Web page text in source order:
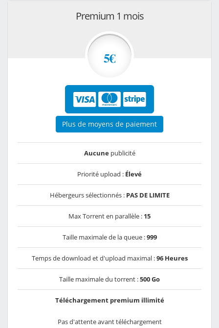
Premium 1 mois
5€
Plus de moyens de paiement
Aucunepublicité
Priorité upload : Élevé
Hébergeurs sélectionnés : PAS DE LIMITE
Max Torrent en parallèle : 15
Taille maximale de la queue :999
Temps de download et d'upload maximal :96 Heures
Taille maximale du torrent :500 Go
Téléchargement premium illimité
Pas d'attente avant téléchargement